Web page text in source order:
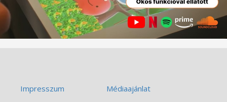
Impresszum Médiaajánlat